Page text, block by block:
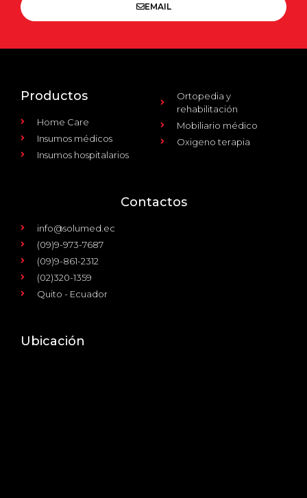
EMAIL
Productos
Home Care
Insumos médicos
Insumos hospitalarios
Ortopedia y
rehabilitación
Mobiliario médico
Oxigeno terapia
Contactos
info@solumed.ec
(09)9-973-7687
(09)9-861-2312
(02)320-1359
Quito - Ecuador
Ubicación